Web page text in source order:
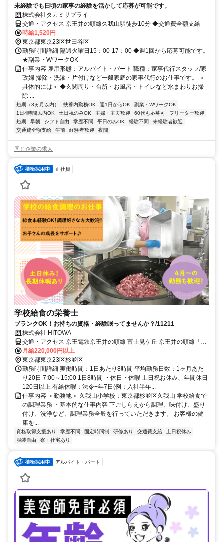
未経験でも日頃の家事の経験を活かして応募が可能です。
株式会社タカミサプライ
交通・アクセス 京王井の頭線久我山駅徒歩10分 ◆交通費全額支給
時給1,520円
東京都東京23区世田谷区
勤務時間詳細 隔週火曜日15：00-17：00 ◆週1回から応募可能です。
★副業・WワークOK
仕事内容 雇用形態：アルバイト・パート 職種：家事代行スタッフ/家
政婦 掃除・洗濯・片付けなど一般家庭の家事代行のお仕事です。 ＜
具体的には＞ ◆玄関周り・台所・お風呂・トイレなど水まわりお掃
除 ...
短期（3ヵ月以内） 扶養内勤務OK 週1日からOK
副業・WワークOK
1日4時間以内OK
土日祝のみOK 主婦・主夫歓迎 60代も応募可
フリーター歓迎
短期
早朝 シフト自由 学歴不問 平日のみOK 経験不問
未経験者歓迎
交通費全額支給
午前 経験者歓迎 夜間
同じ企業の求人
正社員
学校給食の栄養士
ブランクOK！お持ちの資格・経験眠ってませんか？/11211
株式会社 HITOWA
交通・アクセス 京王電鉄京王井の頭線 富士見ケ丘 京王井の頭線「富
士見ヶ丘駅」/徒歩4分
月給220,000円以上
東京都東京23区杉並区
勤務時間詳細 実働時間：1日あたり8時間 平均勤務日数：1ヶ月あた
り20日 7:00～15:00 1日8時間 ・休日・休暇 土日祝お休み、年間休日
120日以上 有給休暇：法令+年7日(例：入社半年...
仕事内容 ＜勤務地＞ 久我山小学校：東京都杉並区久我山 学校給食で
の調理業務 ・基本的な仕事内容 下ごしらえから調理、味付け、盛り
付け、洗浄など、調理業務全般を行っていただきます。 お客様の健
康を...
資格取得支援あり 学歴不問 固定時間制 研修あり 交通費支給
土日祝休み
服装自由
寮・社宅あり
アルバイト・パート